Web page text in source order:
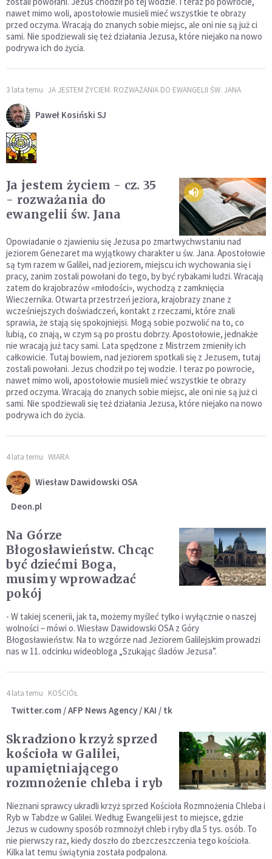
nawet mimo woli, apostołowie musieli mieć wszystkie te obrazy
przed oczyma. Wracają do znanych sobie miejsc, ale oni nie są już ci
sami. Nie spodziewali się też działania Jezusa, które niejako na nowo
podrywa ich do życia.
3 lata temu JA JESTEM ŻYCIEM. ROZWAŻANIA DO EWANGELII ŚW. JANA
Paweł Kosiński SJ
Ja jestem życiem - cz. 35
- rozważania do
ewangelii św. Jana
Opowiadanie o zjawieniu się Jezusa po zmartwychwstaniu nad
jeziorem Genezaret ma wyjątkowy charakter u św. Jana. Apostołowie
są tym razem w Galilei, nad jeziorem, miejscu ich wychowania się i
pracy, zanim zostali powołani do tego, by być rybakami ludzi. Wracają
zatem do krajobrazów «młodości», wychodzą z zamknięcia
Wieczernika. Otwarta przestrzeń jeziora, krajobrazy znane z
wcześniejszych doświadczeń, kontakt z rzeczami, które znali
sprawia, że stają się spokojniejsi. Mogą sobie pozwolić na to, co
lubią, co znają, w czym są po prostu dobrzy. Apostołowie, jednakże
nie wracają już tacy sami. Lata spędzone z Mistrzem zmieniły ich
całkowicie. Tutaj bowiem, nad jeziorem spotkali się z Jezusem, tutaj
zostali powołani. Jezus chodził po tej wodzie. I teraz po powrocie,
nawet mimo woli, apostołowie musieli mieć wszystkie te obrazy
przed oczyma. Wracają do znanych sobie miejsc, ale oni nie są już ci
sami. Nie spodziewali się też działania Jezusa, które niejako na nowo
podrywa ich do życia.
4 lata temu WIARA
Wiesław Dawidowski OSA
Deon.pl
Na Górze
Błogosławieństw. Chcąc
być dziećmi Boga,
musimy wprowadzać
pokój
- W takiej scenerii, jak ta, możemy myśleć tylko i wyłącznie o naszej
wolności – mówi o. Wiesław Dawidowski OSA z Góry
Błogosławieństw. Na to wzgórze nad Jeziorem Galilejskim prowadzi
nas w 11. odcinku wideobloga „Szukając śladów Jezusa”.
4 lata temu KOŚCIÓŁ
Twitter.com / AFP News Agency / KAI / tk
Skradziono krzyż sprzed
kościoła w Galilei,
upamiętniającego
rozmnożenie chleba i ryb
Nieznani sprawcy ukradli krzyż sprzed Kościoła Rozmnożenia Chleba i
Ryb w Tabdze w Galilei. Według Ewangelii jest to miejsce, gdzie
Jezus w cudowny sposób rozmnożył chleb i ryby dla 5 tys. osób. To
nie pierwszy raz, kiedy doszło do zbezczeszczenia tego kościoła.
Kilka lat temu świątynia została podpalona.